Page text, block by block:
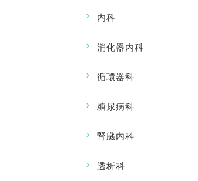
内科
消化器内科
循環器科
糖尿病科
腎臓内科
透析科